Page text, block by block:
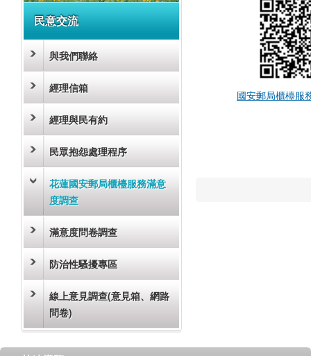
民意交流
與我們聯絡
經理信箱
經理與民有約
民眾抱怨處理程序
花蓮國安郵局櫃檯服務滿意
度調查
滿意度問卷調查
防治性騷擾專區
線上意見調查(意見箱、網路
問卷)
國安郵局櫃檯服